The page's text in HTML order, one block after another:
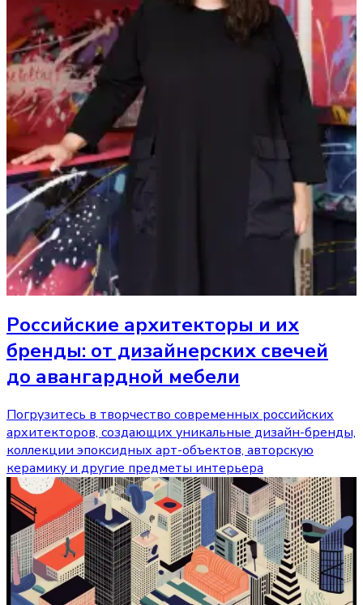
Российские архитекторы и их
бренды: от дизайнерских свечей
до авангардной мебели
Погрузитесь в творчество современных российских
архитекторов, создающих уникальные дизайн-бренды,
коллекции эпоксидных арт-объектов, авторскую
керамику и другие предметы интерьера